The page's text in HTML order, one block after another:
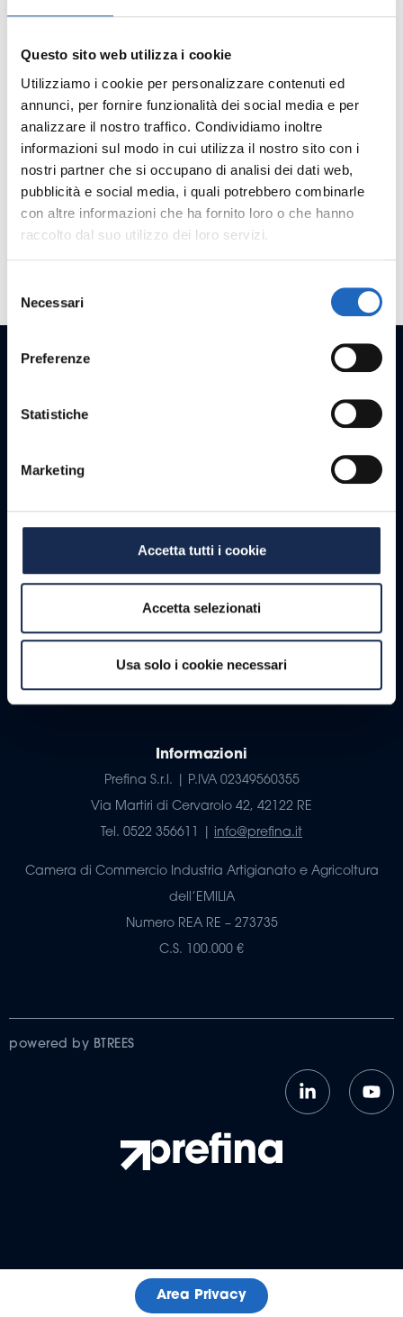
Questo sito web utilizza i cookie
Utilizziamo i cookie per personalizzare contenuti ed
annunci, per fornire funzionalità dei social media e per
analizzare il nostro traffico. Condividiamo inoltre
informazioni sul modo in cui utilizza il nostro sito con i
nostri partner che si occupano di analisi dei dati web,
pubblicità e social media, i quali potrebbero combinarle
con altre informazioni che ha fornito loro o che hanno
raccolto dal suo utilizzo dei loro servizi.
del
consenso
Necessari
Preferenze
Statistiche
Marketing
Accetta tutti i cookie
Accetta selezionati
Usa solo i cookie necessari
2022
2021
2020
2019
2018
Informazioni
Prefina S.r.l. | P.IVA 02349560355
Via Martiri di Cervarolo 42, 42122 RE
Tel. 0522 356611 | info@prefina.it
Camera di Commercio Industria Artigianato e Agricoltura
dell’EMILIA
Numero REA RE – 273735
C.S. 100.000 €
Via Martiri di Cervarolo 42, 42122 RE
Tel. 0522 3561 |info@prefina.it
powered by BTREES
Area Privacy